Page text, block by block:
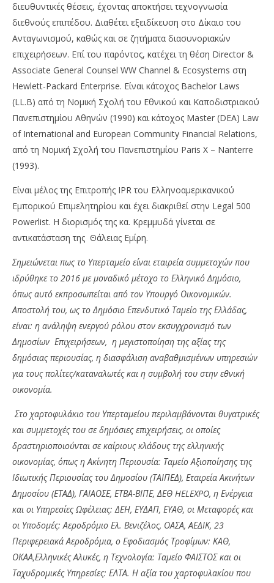
ΤΑΙΠΕΔ: Νέο Μη Εκτελεστικό Μέλος με διεθνή
εμπειρία
pressroom
διευθυντικές θέσεις, έχοντας αποκτήσει τεχνογνωσία
διεθνούς επιπέδου. Διαθέτει εξειδίκευση στο Δίκαιο του
Ανταγωνισμού, καθώς και σε ζητήματα διασυνοριακών
επιχειρήσεων. Επί του παρόντος, κατέχει τη θέση Director &
Associate General Counsel WW Channel & Ecosystems στη
Hewlett-Packard Enterprise. Είναι κάτοχος Bachelor Laws
(LL.B) από τη Νομική Σχολή του Εθνικού και Καποδιστριακού
Πανεπιστημίου Αθηνών (1990) και κάτοχος Master (DEA) Law
of International and European Community Financial Relations,
από τη Νομική Σχολή του Πανεπιστημίου Paris X – Nanterre
(1993).
Είναι μέλος της Επιτροπής IPR του Ελληνοαμερικανικού
Εμπορικού Επιμελητηρίου και έχει διακριθεί στην Legal 500
Powerlist. Η διορισμός της κα. Κρεμμυδά γίνεται σε
αντικατάσταση της Θάλειας Εμίρη.
Σημειώνεται πως το Υπερταμείο είναι εταιρεία συμμετοχών που
ιδρύθηκε το 2016 με μοναδικό μέτοχο το Ελληνικό Δημόσιο,
όπως αυτό εκπροσωπείται από τον Υπουργό Οικονομικών.
Αποστολή του, ως το Δημόσιο Επενδυτικό Ταμείο της Ελλάδας,
είναι: η ανάληψη ενεργού ρόλου στον εκσυγχρονισμό των
Δημοσίων Επιχειρήσεων, η μεγιστοποίηση της αξίας της
δημόσιας περιουσίας, η διασφάλιση αναβαθμισμένων υπηρεσιών
για τους πολίτες/καταναλωτές και η συμβολή του στην εθνική
οικονομία.
Στο χαρτοφυλάκιο του Υπερταμείου περιλαμβάνονται θυγατρικές
και συμμετοχές του σε δημόσιες επιχειρήσεις, οι οποίες
δραστηριοποιούνται σε καίριους κλάδους της ελληνικής
οικονομίας, όπως η Ακίνητη Περιουσία: Ταμείο Αξιοποίησης της
Ιδιωτικής Περιουσίας του Δημοσίου (ΤΑΙΠΕΔ), Εταιρεία Ακινήτων
Δημοσίου (ΕΤΑΔ), ΓΑΙΑΟΣΕ, ΕΤΒΑ-ΒΙΠΕ, ΔΕΘ HELEXPO, η Ενέργεια
και οι Υπηρεσίες Ωφέλειας: ΔΕΗ, ΕΥΔΑΠ, ΕΥΑΘ, οι Μεταφορές και
οι Υποδομές: Αεροδρόμιο Ελ. Βενιζέλος, ΟΑΣΑ, ΑΕΔΙΚ, 23
Περιφερειακά Αεροδρόμια, ο Εφοδιασμός Τροφίμων: ΚΑΘ,
ΟΚΑΑ,Ελληνικές Αλυκές, η Τεχνολογία: Ταμείο ΦΑΙΣΤΟΣ και οι
Ταχυδρομικές Υπηρεσίες: ΕΛΤΑ. Η αξία του χαρτοφυλακίου που